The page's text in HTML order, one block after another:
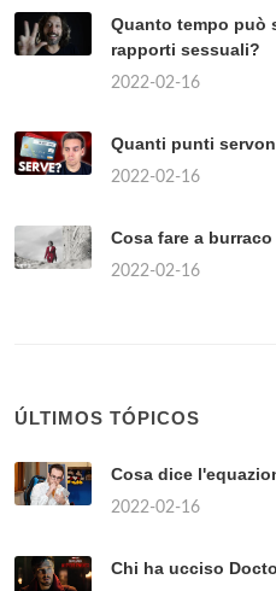
Quanto tempo può
rapporti sessuali?
2022-02-16
Quanti punti
2022-02-16
Cosa fare a
2022-02-16
ÚLTIMOS TÓPICOS
Cosa dice
2022-02-16
Chi ha ucciso